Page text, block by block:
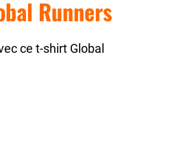
Runners
ce t-shirt Global